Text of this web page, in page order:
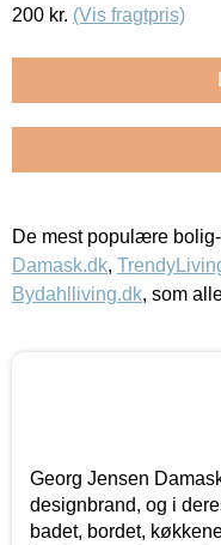
200 kr. (Vis fragtpris)
De mest populære
Damask.dk,
Bydahlliving.dk, som
Georg Jensen
designbrand, og i
badet, bordet,